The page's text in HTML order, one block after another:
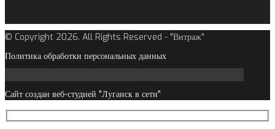
© Copyright 2026. All Rights Reserved - "Витраж"
Политика обработки персональных данных
Сайт создан веб-студией "Луганск в сети"